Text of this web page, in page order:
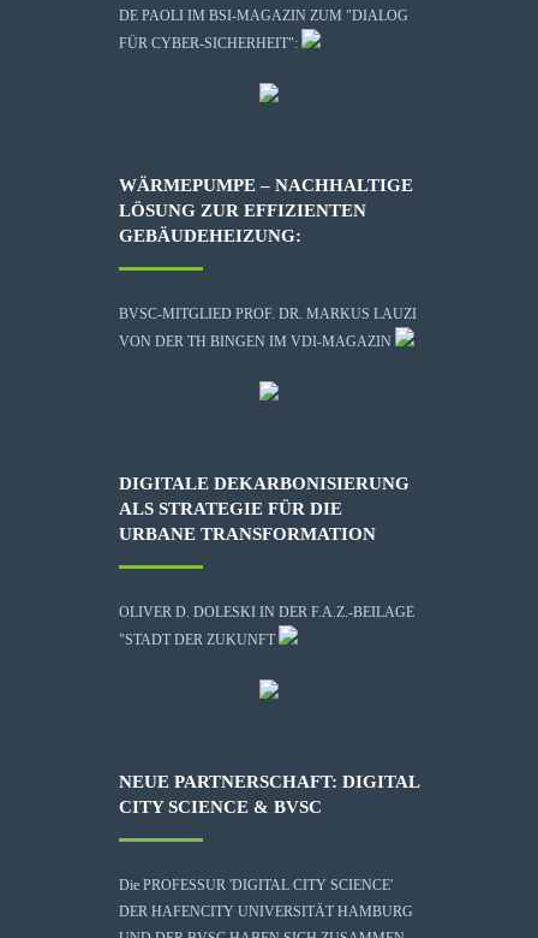
DE PAOLI IM BSI-MAGAZIN ZUM "DIALOG
FÜR CYBER-SICHERHEIT":
WÄRMEPUMPE – NACHHALTIGE
LÖSUNG ZUR EFFIZIENTEN
GEBÄUDEHEIZUNG:
BVSC-MITGLIED PROF. DR. MARKUS LAUZI
VON DER TH BINGEN IM VDI-MAGAZIN
DIGITALE DEKARBONISIERUNG
ALS STRATEGIE FÜR DIE
URBANE TRANSFORMATION
OLIVER D. DOLESKI IN DER F.A.Z.-BEILAGE
"STADT DER ZUKUNFT
NEUE PARTNERSCHAFT: DIGITAL
CITY SCIENCE & BVSC
Die PROFESSUR 'DIGITAL CITY SCIENCE'
DER HAFENCITY UNIVERSITÄT HAMBURG